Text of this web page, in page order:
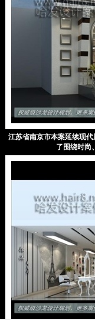
江苏省南京市本案延续现
了围绕时尚